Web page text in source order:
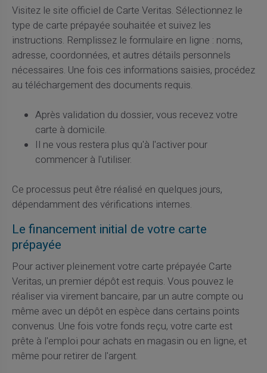
Visitez le site officiel de Carte Veritas. Sélectionnez le
type de carte prépayée souhaitée et suivez les
instructions. Remplissez le formulaire en ligne : noms,
adresse, coordonnées, et autres détails personnels
nécessaires. Une fois ces informations saisies, procédez
au téléchargement des documents requis.
Après validation du dossier, vous recevez votre
carte à domicile.
Il ne vous restera plus qu'à l'activer pour
commencer à l'utiliser.
Ce processus peut être réalisé en quelques jours,
dépendamment des vérifications internes.
Le financement initial de votre carte
prépayée
Pour activer pleinement votre carte prépayée Carte
Veritas, un premier dépôt est requis. Vous pouvez le
réaliser via virement bancaire, par un autre compte ou
même avec un dépôt en espèce dans certains points
convenus. Une fois votre fonds reçu, votre carte est
prête à l'emploi pour achats en magasin ou en ligne, et
même pour retirer de l'argent.